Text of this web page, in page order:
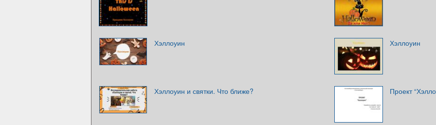
Хэллоуин Хэллоуин
Хэллоуин и святки. Что ближе? Проект